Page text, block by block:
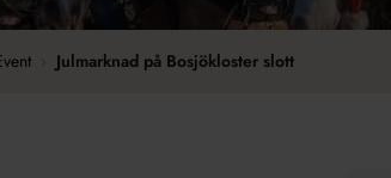
Julmarknad på Bosjökloster slott